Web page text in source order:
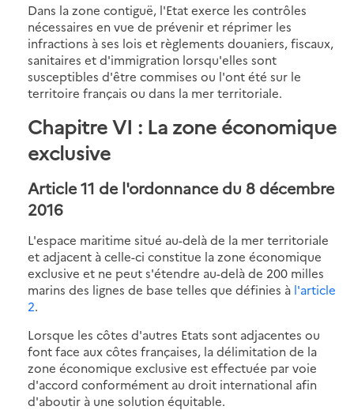
Dans la zone contiguë, l'Etat exerce les contrôles
nécessaires en vue de prévenir et réprimer les
infractions à ses lois et règlements douaniers, fiscaux,
sanitaires et d'immigration lorsqu'elles sont
susceptibles d'être commises ou l'ont été sur le
territoire français ou dans la mer territoriale.
Chapitre VI : La zone économique
exclusive
Article 11 de l'ordonnance du 8 décembre
2016
L'espace maritime situé au-delà de la mer territoriale
et adjacent à celle-ci constitue la zone économique
exclusive et ne peut s'étendre au-delà de 200 milles
marins des lignes de base telles que définies à l'article
2.
Lorsque les côtes d'autres Etats sont adjacentes ou
font face aux côtes françaises, la délimitation de la
zone économique exclusive est effectuée par voie
d'accord conformément au droit international afin
d'aboutir à une solution équitable.